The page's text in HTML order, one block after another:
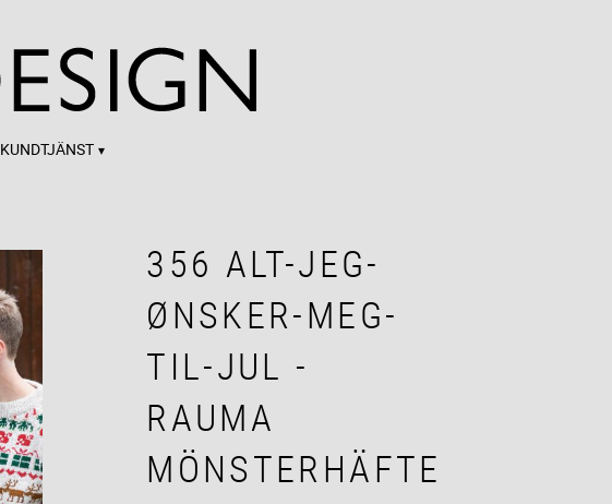
KUNDTJÄNST
356 ALT-JEG-
ØNSKER-MEG-
TIL-JUL -
RAUMA
MÖNSTERHÄFTE